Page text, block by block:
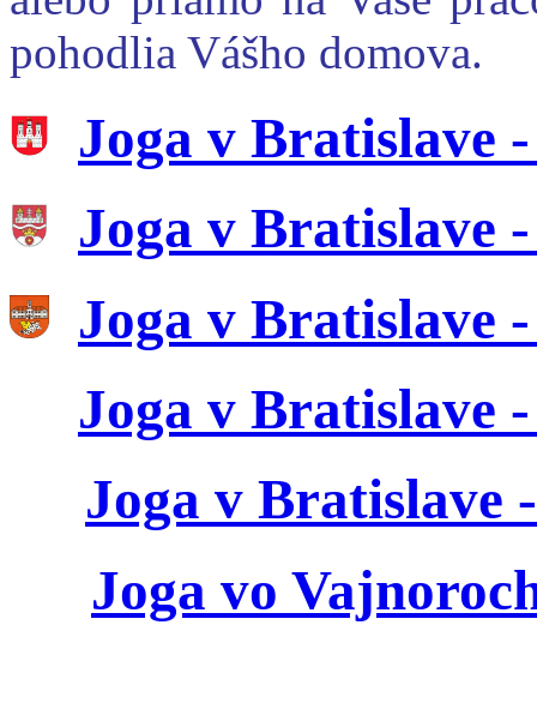
pohodlia Vášho domova.
Joga v Bratislave
Joga v Bratislave
Joga v Bratislave
Joga v Bratislave
Joga v Bratislave
Joga vo